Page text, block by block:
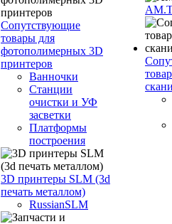
Сопутствующие
товары для
фотополимерных 3D
принтеров
Ванночки
Станции
очистки и УФ
засветки
Платформы
построения
3D принтеры SLM (3d
печать металлом)
RussianSLM